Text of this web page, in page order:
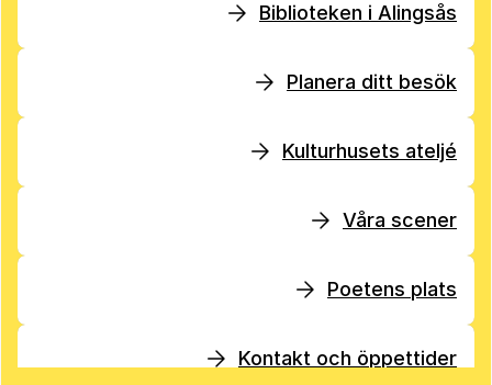
Biblioteken i Alingsås
Planera ditt besök
Kulturhusets ateljé
Våra scener
Poetens plats
Kontakt och öppettider